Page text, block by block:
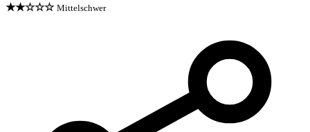
★★☆☆☆ Mittelschwer